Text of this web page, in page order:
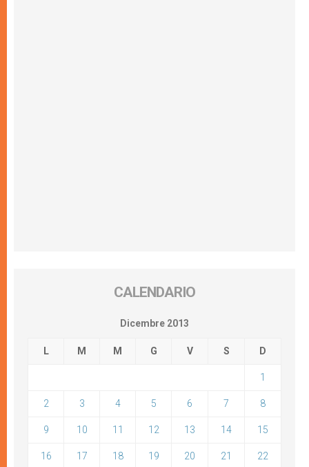
CALENDARIO
Dicembre 2013
L M M G V S D
1
2 3 4 5 6 7 8
9 10 11 12 13 14 15
16 17 18 19 20 21 22